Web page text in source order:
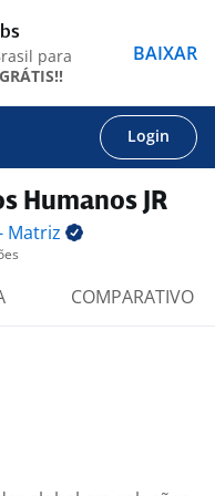
Login
Humanos JR
Matriz
COMPARATIVO
para
GRÁTIS!!
BAIXAR